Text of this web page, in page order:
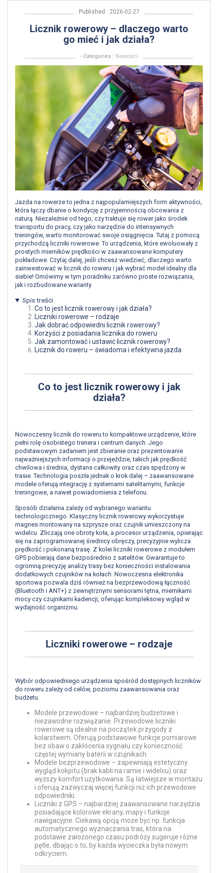
Published : 2026-02-27
Licznik rowerowy – dlaczego warto
go mieć i jak działa?
- Categories : Nowości
Jazda na rowerze to jedna z najpopularniejszych form aktywności,
która łączy dbanie o kondycję z przyjemnością obcowania z
naturą. Niezależnie od tego, czy traktuje się rower jako środek
transportu do pracy, czy jako narzędzie do intensywnych
treningów, warto monitorować swoje osiągnięcia. Tutaj z pomocą
przychodzą liczniki rowerowe. To urządzenia, które ewoluowały z
prostych mierników prędkości w zaawansowane komputery
pokładowe. Czytaj dalej, jeśli chcesz wiedzieć, dlaczego warto
zainwestować w licznik do roweru i jak wybrać model idealny dla
siebie! Omówimy w tym poradniku zarówno proste rozwiązania,
jak i rozbudowane warianty.
Spis treści
Co to jest licznik rowerowy i jak działa?
Liczniki rowerowe – rodzaje
Jak dobrać odpowiedni licznik rowerowy?
Korzyści z posiadania licznika do roweru
Jak zamontować i ustawić licznik rowerowy?
Licznik do roweru – świadoma i efektywna jazda
Co to jest licznik rowerowy i jak
działa?
Nowoczesny licznik do roweru to kompaktowe urządzenie, które
pełni rolę osobistego trenera i centrum danych. Jego
podstawowym zadaniem jest zbieranie oraz prezentowanie
najważniejszych informacji o przejeździe, takich jak prędkość
chwilowa i średnia, dystans całkowity oraz czas spędzony w
trasie. Technologia poszła jednak o krok dalej – zaawansowane
modele oferują integrację z systemami satelitarnymi, funkcje
treningowe, a nawet powiadomienia z telefonu.
Sposób działania zależy od wybranego wariantu
technologicznego. Klasyczny licznik rowerowy wykorzystuje
magnes montowany na szprysze oraz czujnik umieszczony na
widelcu. Zliczają one obroty koła, a procesor urządzenia, opierając
się na zaprogramowanej średnicy obręczy, precyzyjnie wylicza
prędkość i pokonaną trasę. Z kolei liczniki rowerowe z modułem
GPS pobierają dane bezpośrednio z satelitów. Gwarantuje to
ogromną precyzję analizy trasy bez konieczności instalowania
dodatkowych czujników na kołach. Nowoczesna elektronika
sportowa pozwala dziś również na bezprzewodową łączność
(Bluetooth i ANT+) z zewnętrznymi sensorami tętna, miernikami
mocy czy czujnikami kadencji, oferując kompleksowy wgląd w
wydajność organizmu.
Liczniki rowerowe – rodzaje
Wybór odpowiedniego urządzenia spośród dostępnych liczników
do roweru zależy od celów, poziomu zaawansowania oraz
budżetu.
Modele przewodowe – najbardziej budżetowe i
niezawodne rozwiązanie. Przewodowe liczniki
rowerowe są idealne na początek przygody z
kolarstwem. Oferują podstawowe funkcje pomiarowe
bez obaw o zakłócenia sygnału czy konieczność
częstej wymiany baterii w czujnikach.
Modele bezprzewodowe – zapewniają estetyczny
wygląd kokpitu (brak kabli na ramie i widelcu) oraz
wyższy komfort użytkowania. Są łatwiejsze w montażu
i oferują zazwyczaj więcej funkcji niż ich przewodowe
odpowiedniki.
Liczniki z GPS – najbardziej zaawansowane narzędzia
posiadające kolorowe ekrany, mapy i funkcje
nawigacyjne. Ciekawą opcją może być np. funkcja
automatycznego wyznaczania tras, która na
podstawie założonego czasu podróży sugeruje różne
pętle, dbając o to, by każda wycieczka była nowym
odkryciem.